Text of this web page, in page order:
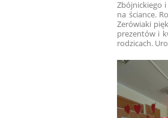
Zbójnickiego i
na ściance.
Zerówiaki
prezentów i
rodzicach.